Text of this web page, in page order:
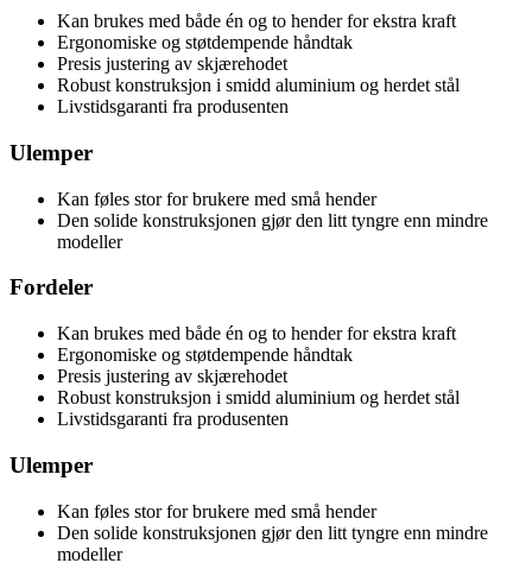
Kan brukes med både én og to hender for ekstra kraft
Ergonomiske og støtdempende håndtak
Presis justering av skjærehodet
Robust konstruksjon i smidd aluminium og herdet stål
Livstidsgaranti fra produsenten
Ulemper
Kan føles stor for brukere med små hender
Den solide konstruksjonen gjør den litt tyngre enn mindre
modeller
Fordeler
Kan brukes med både én og to hender for ekstra kraft
Ergonomiske og støtdempende håndtak
Presis justering av skjærehodet
Robust konstruksjon i smidd aluminium og herdet stål
Livstidsgaranti fra produsenten
Ulemper
Kan føles stor for brukere med små hender
Den solide konstruksjonen gjør den litt tyngre enn mindre
modeller